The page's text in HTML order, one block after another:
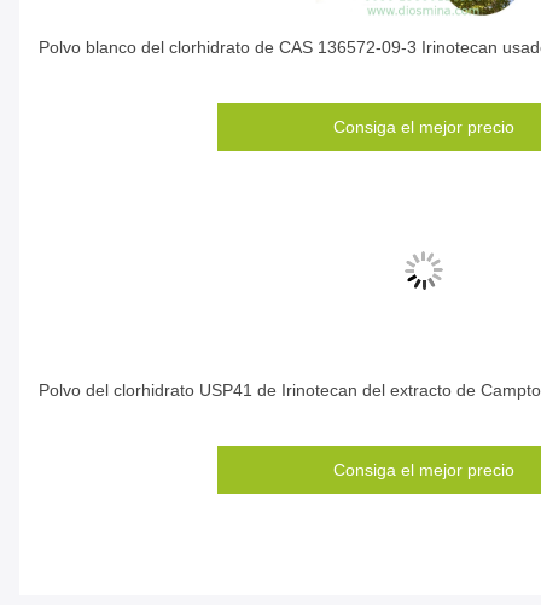
Polvo blanco del clorhidrato de CAS 136572-09-3 Irinotecan
Consiga el mejor precio
Polvo del clorhidrato USP41 de Irinotecan del extracto de
Consiga el mejor precio